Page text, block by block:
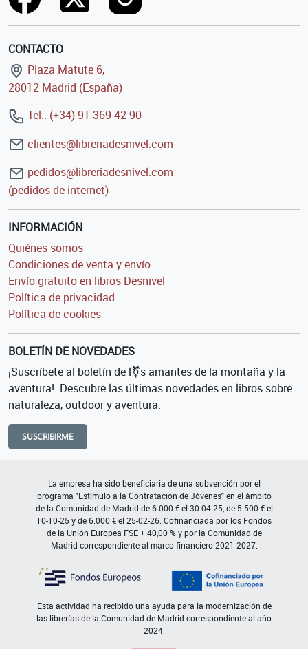
CONTACTO
Plaza Matute 6,
28012 Madrid (España)
Tel.: (+34) 91 369 42 90
clientes@libreriadesnivel.com
pedidos@libreriadesnivel.com
(pedidos de internet)
INFORMACIÓN
Quiénes somos
Condiciones de venta y envío
Envío gratuito en libros Desnivel
Política de privacidad
Política de cookies
BOLETÍN DE NOVEDADES
¡Suscríbete al boletín de l⚧s amantes de la montaña y la
aventura!. Descubre las últimas novedades en libros sobre
naturaleza, outdoor y aventura.
SUSCRIBIRME
La empresa ha sido beneficiaria de una subvención por el
programa "Estímulo a la Contratación de Jóvenes" en el ámbito
de la Comunidad de Madrid de 6.000 € el 30-04-25, de 5.500 € el
10-10-25 y de 6.000 € el 25-02-26. Cofinanciada por los Fondos
de la Unión Europea FSE + 40,00 % y por la Comunidad de
Madrid correspondiente al marco financiero 2021-2027.
Esta actividad ha recibido una ayuda para la modernización de
las librerías de la Comunidad de Madrid correspondiente al año
2024.